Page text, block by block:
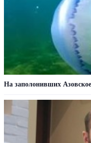
На заполонивших